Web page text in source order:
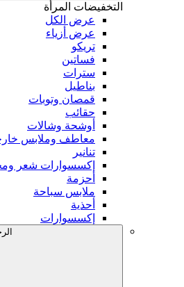
التخفيضات المرأة
عرض الكل
عرض أزياء
تريكو
فساتين
سترات
بناطيل
قمصان وتوبات
حقائب
أوشحة وشالات
معاطف وملابس
تنانير
إكسسوارات شعر
أحزمة
ملابس سباحة
أحذية
إكسسوارات